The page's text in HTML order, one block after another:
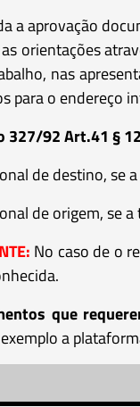
a aprovação
orientações
nas
para o endereço
327/92 Art.41 §
de destino, se
de origem, se
No caso de o
que
a